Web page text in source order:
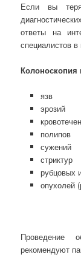
Если вы
ответы на
специалистов
Колоноскопия
язв
эрозий
полипов
сужений
стриктур
рубцовых
опухолей
Проведение
рекомендуют